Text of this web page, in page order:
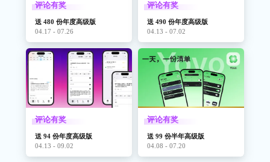
评论有奖
送 480 份年度高级版
04.17 - 07.26
评论有奖
送 490 份年度高级版
04.13 - 07.02
评论有奖
送 94 份年度高级版
04.13 - 09.02
评论有奖
送 99 份半年高级版
04.08 - 07.20